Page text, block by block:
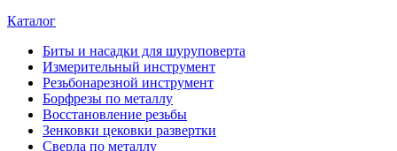
Каталог
Биты и насадки для шуруповерта
Измерительный инструмент
Резьбонарезной инструмент
Борфрезы по металлу
Восстановление резьбы
Зенковки цековки развертки
Сверла по металлу